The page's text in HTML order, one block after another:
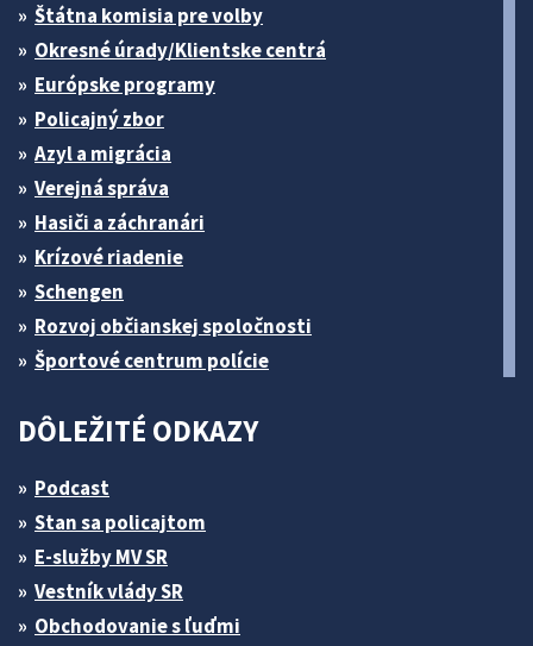
Štátna komisia pre volby
Okresné úrady/Klientske centrá
Európske programy
Policajný zbor
Azyl a migrácia
Verejná správa
Hasiči a záchranári
Krízové riadenie
Schengen
Rozvoj občianskej spoločnosti
Športové centrum polície
DÔLEŽITÉ ODKAZY
Podcast
Stan sa policajtom
E-služby MV SR
Vestník vlády SR
Obchodovanie s ľuďmi